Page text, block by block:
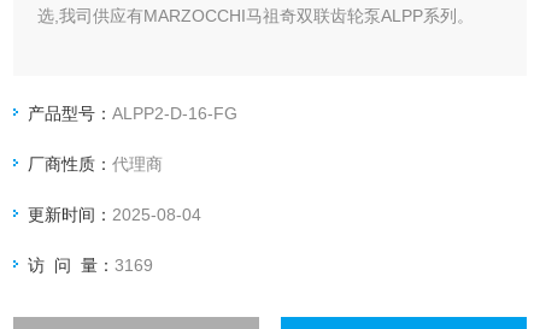
选,我司供应有MARZOCCHI马祖奇双联齿轮泵ALPP系列。
产品型号：ALPP2-D-16-FG
厂商性质：代理商
更新时间： 2025-08-04
访 问 量：3169